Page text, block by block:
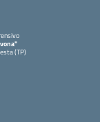
(TP)
iniziale della scuola